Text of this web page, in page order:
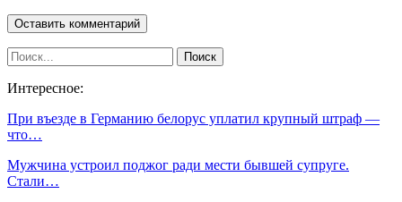
Интересное:
При въезде в Германию белорус уплатил крупный штраф —
что…
Мужчина устроил поджог ради мести бывшей супруге.
Стали…